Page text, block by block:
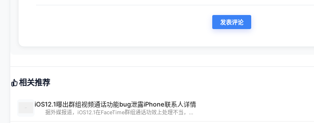
相关推荐
iOS12.1曝出群组视频通话功能bug泄露iPhone联系人详情
据外媒报道，iOS12.1在FaceTime群组通话功效上处理不当，...